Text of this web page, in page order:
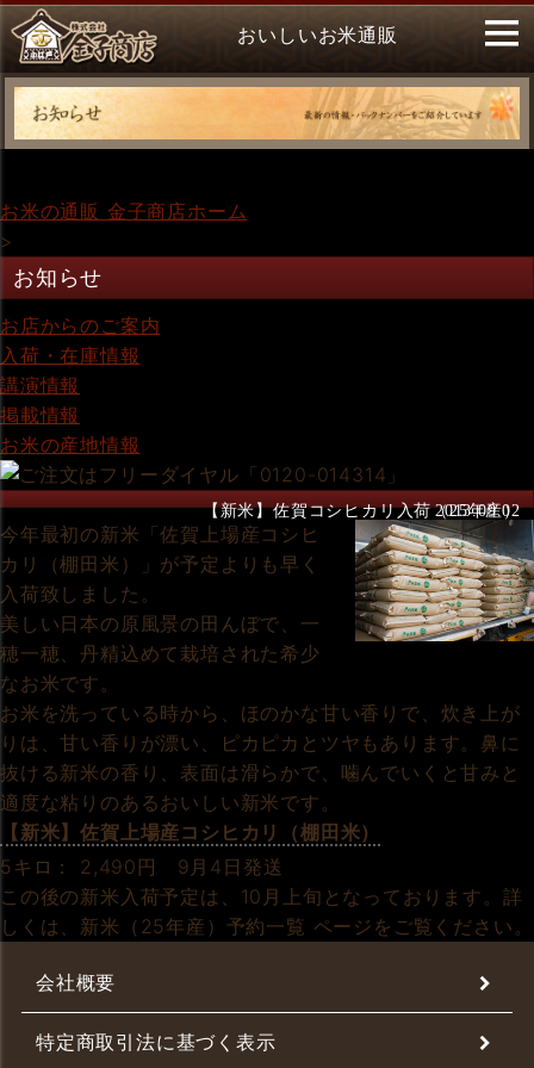
おいしいお米通販
お米の通販 金子商店ホーム
>
お知らせ
お店からのご案内
入荷・在庫情報
講演情報
掲載情報
お米の産地情報
【新米】佐賀コシヒカリ入荷（25年産）
2013.09.02
今年最初の新米「佐賀上場産コシヒ
カリ（棚田米）」が予定よりも早く
入荷致しました。
美しい日本の原風景の田んぼで、一
穂一穂、丹精込めて栽培された希少
なお米です。
お米を洗っている時から、ほのかな甘い香りで、炊き上が
りは、甘い香りが漂い、ピカピカとツヤもあります。鼻に
抜ける新米の香り、表面は滑らかで、噛んでいくと甘みと
適度な粘りのあるおいしい新米です。
【新米】佐賀上場産コシヒカリ（棚田米）
5キロ： 2,490円 9月4日発送
この後の新米入荷予定は、10月上旬となっております。詳
しくは、新米（25年産）予約一覧 ページをご覧ください。
会社概要
特定商取引法に基づく表示